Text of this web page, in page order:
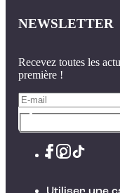
NEWSLETTER
Recevez toutes les
première !